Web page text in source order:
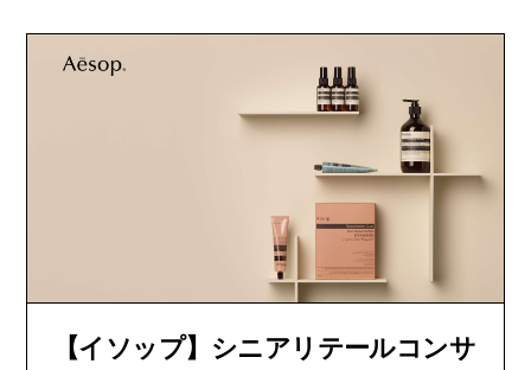
【イソップ】シニアリテールコンサ